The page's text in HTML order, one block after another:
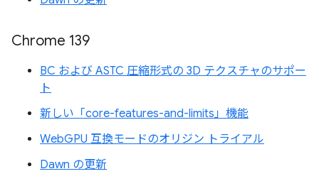
Chrome 139
BC および ASTC 圧縮形式の 3D テクスチャのサポー
ト
新しい「core-features-and-limits」機能
WebGPU 互換モードのオリジン トライアル
Dawn の更新